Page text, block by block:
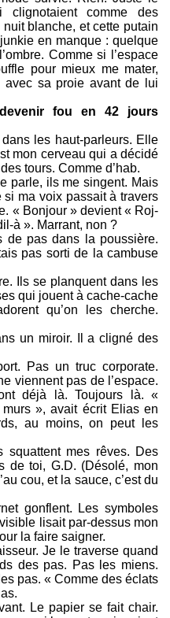
comme des
blanche, et cette putain
en manque : quelque
Comme si l’espace
pour mieux me mater,
avec sa proie avant de lui
fou en 42 jours
les haut-parleurs. Elle
mon cerveau qui a décidé
tours. Comme d’hab.
parle, ils me singent. Mais
si ma voix passait à travers
« Bonjour » devient « Roj-
à ». Marrant, non ?
de pas dans la poussière.
pas sorti de la cambuse
Ils se planquent dans les
qui jouent à cache-cache
qu’on les cherche.
un miroir. Il a cligné des
Pas un truc corporate.
viennent pas de l’espace.
déjà là. Toujours là. «
», avait écrit Elias en
au moins, on peut les
mes rêves. Des
de toi, G.D. (Désolé, mon
cou, et la sauce, c’est du
gonflent. Les symboles
lisait par-dessus mon
la faire saigner.
Je le traverse quand
des pas. Pas les miens.
pas. « Comme des éclats
Le papier se fait chair.